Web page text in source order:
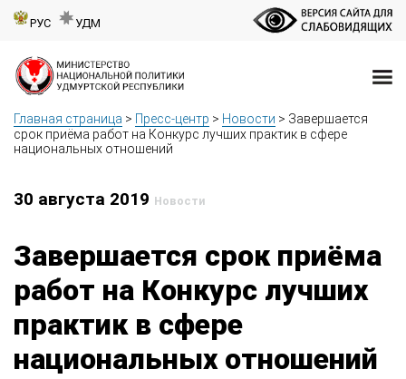
РУС УДМ
Главная страница > Пресс-центр > Новости > Завершается
срок приёма работ на Конкурс лучших практик в сфере
национальных отношений
30 августа 2019 Новости
Завершается срок приёма
работ на Конкурс лучших
практик в сфере
национальных отношений